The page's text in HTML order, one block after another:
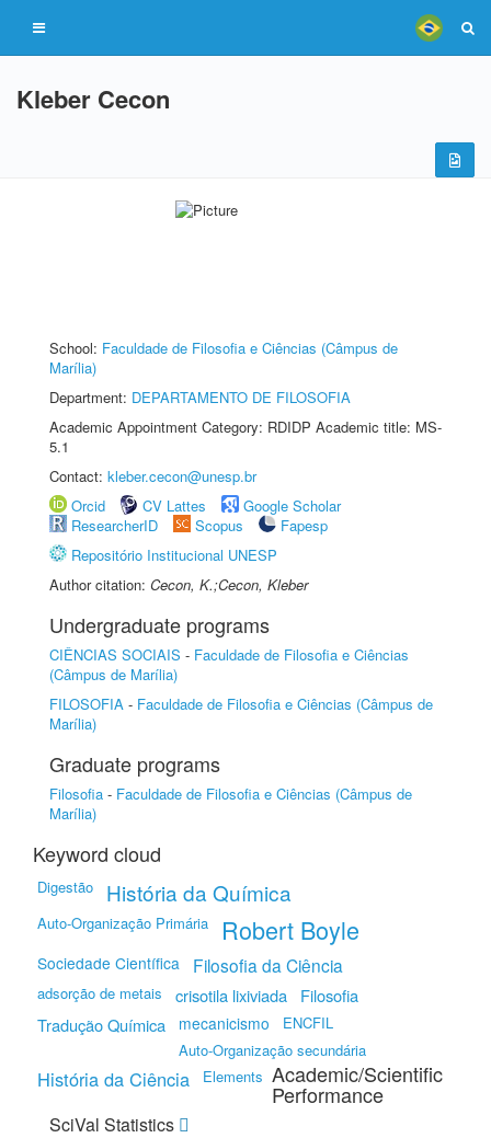
Kleber Cecon
School: Faculdade de Filosofia e Ciências (Câmpus de
Marília)
Department: DEPARTAMENTO DE FILOSOFIA
Academic Appointment Category: RDIDP Academic title: MS-
5.1
Contact: kleber.cecon@unesp.br
Orcid
CV Lattes
Google Scholar
ResearcherID
Scopus
Fapesp
Repositório Institucional UNESP
Author citation: Cecon, K.;Cecon, Kleber
Undergraduate programs
CIÊNCIAS SOCIAIS - Faculdade de Filosofia e Ciências
(Câmpus de Marília)
FILOSOFIA - Faculdade de Filosofia e Ciências (Câmpus de
Marília)
Graduate programs
Filosofia - Faculdade de Filosofia e Ciências (Câmpus de
Marília)
Keyword cloud
Digestão História da Química
Auto-Organização Primária Robert Boyle
Sociedade Científica Filosofia da Ciência
adsorção de metais crisotila lixiviada
Filosofia
Tradução Química
mecanicismo
ENCFIL
Auto-Organização secundária
História da Ciência Elements Academic/Scientific
Performance
SciVal Statistics